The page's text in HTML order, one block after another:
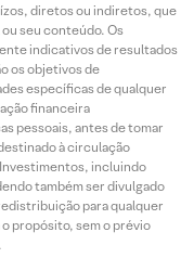
diretos ou indiretos, que
seu conteúdo. Os
indicativos de resultados
os objetivos de
específicas de qualquer
financeira
pessoais, antes de tomar
à circulação
incluindo
também ser divulgado
para qualquer
propósito, sem o prévio